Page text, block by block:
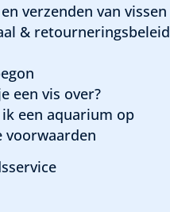
verzenden van vissen
& retourneringsbeleid
een vis over?
een aquarium op
voorwaarden